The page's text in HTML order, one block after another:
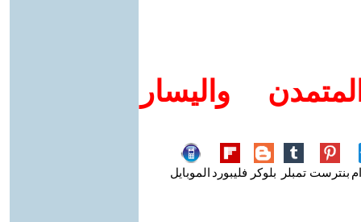
واليسار
بنترست تمبلر بلوكر فليبورد الموبايل